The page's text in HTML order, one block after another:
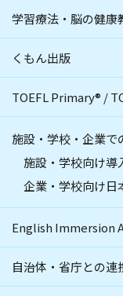
学習療法・脳の健
くもん出版
TOEFL Primary® /
施設・学校・企業で
施設・学校向け導
企業・学校向け日
English Immersion
自治体・省庁との連